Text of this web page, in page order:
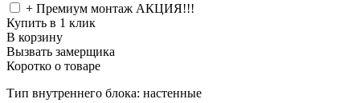
+ Премиум монтаж АКЦИЯ!!!
Купить в 1 клик
В корзину
Вызвать замерщика
Коротко о товаре
Тип внутреннего блока: настенные